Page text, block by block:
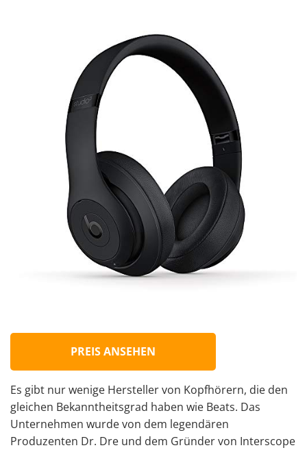
PREIS ANSEHEN
Es gibt nur wenige Hersteller von Kopfhörern, die den
gleichen Bekanntheitsgrad haben wie Beats. Das
Unternehmen wurde von dem legendären
Produzenten Dr. Dre und dem Gründer von Interscope